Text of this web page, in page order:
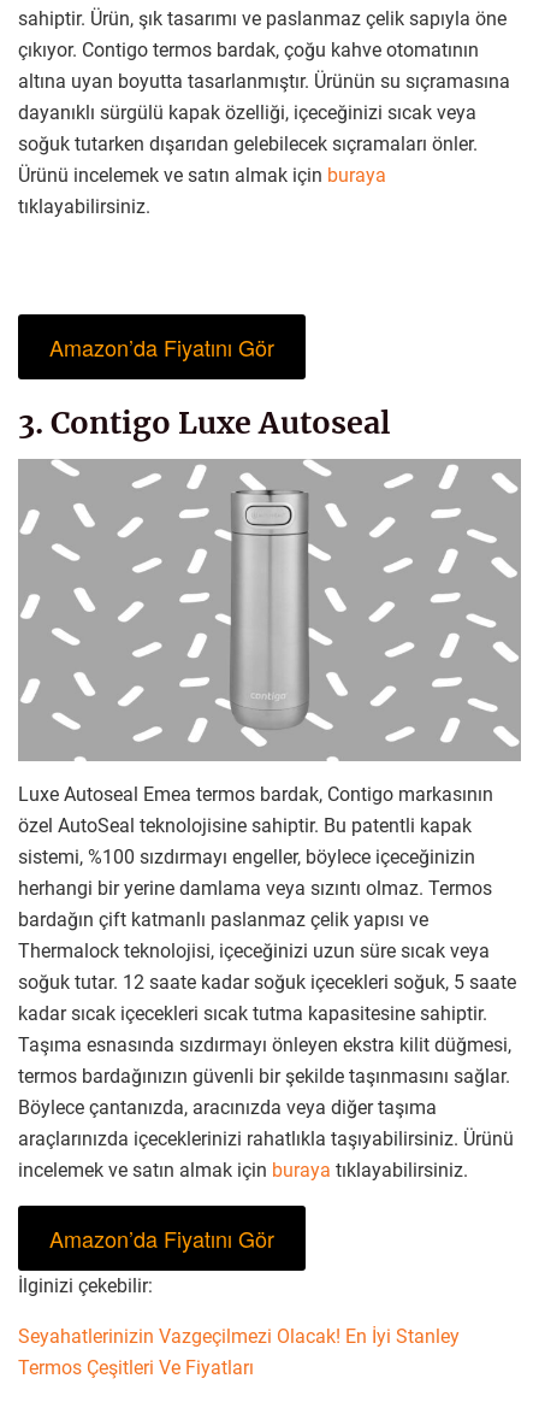
sahiptir. Ürün, şık tasarımı ve paslanmaz çelik sapıyla öne
çıkıyor. Contigo termos bardak, çoğu kahve otomatının
altına uyan boyutta tasarlanmıştır. Ürünün su sıçramasına
dayanıklı sürgülü kapak özelliği, içeceğinizi sıcak veya
soğuk tutarken dışarıdan gelebilecek sıçramaları önler.
Ürünü incelemek ve satın almak için buraya
tıklayabilirsiniz.
Amazon’da Fiyatını Gör
3. Contigo Luxe Autoseal
Luxe Autoseal Emea termos bardak, Contigo markasının
özel AutoSeal teknolojisine sahiptir. Bu patentli kapak
sistemi, %100 sızdırmayı engeller, böylece içeceğinizin
herhangi bir yerine damlama veya sızıntı olmaz. Termos
bardağın çift katmanlı paslanmaz çelik yapısı ve
Thermalock teknolojisi, içeceğinizi uzun süre sıcak veya
soğuk tutar. 12 saate kadar soğuk içecekleri soğuk, 5 saate
kadar sıcak içecekleri sıcak tutma kapasitesine sahiptir.
Taşıma esnasında sızdırmayı önleyen ekstra kilit düğmesi,
termos bardağınızın güvenli bir şekilde taşınmasını sağlar.
Böylece çantanızda, aracınızda veya diğer taşıma
araçlarınızda içeceklerinizi rahatlıkla taşıyabilirsiniz. Ürünü
incelemek ve satın almak için buraya tıklayabilirsiniz.
Amazon’da Fiyatını Gör
İlginizi çekebilir:
Seyahatlerinizin Vazgeçilmezi Olacak! En İyi Stanley
Termos Çeşitleri Ve Fiyatları